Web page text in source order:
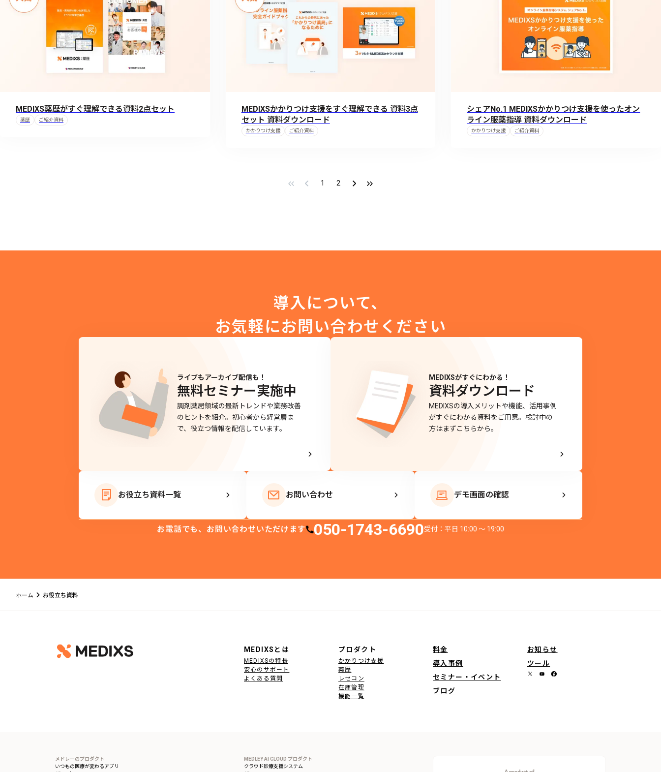
MEDIXS薬歴がすぐ理解できる資料2点セット
薬歴 ご紹介資料
MEDIXSかかりつけ支援をすぐ理解できる 資料3点
セット 資料ダウンロード
かかりつけ支援 ご紹介資料
シェアNo.1 MEDIXSかかりつけ支援を使ったオン
ライン服薬指導 資料ダウンロード
かかりつけ支援 ご紹介資料
1 2
導入について、
お気軽にお問い合わせください
ライブもアーカイブ配信も！
無料セミナー実施中
調剤薬局領域の最新トレンドや業務改善
のヒントを紹介。初心者から経営層ま
で、役立つ情報を配信しています。
MEDIXSがすぐにわかる！
資料ダウンロード
MEDIXSの導入メリットや機能、活用事例
がすぐにわかる資料をご用意。検討中の
方はまずこちらから。
お役立ち資料一覧 お問い合わせ デモ画面の確認
お電話でも、お問い合わせいただけます
電話番号
050-1743-6690受付：平日 10:00 〜 19:00
ホーム お役立ち資料
フッター
MEDIXSとは
MEDIXSの特長
安心のサポート
よくある質問
プロダクト
かかりつけ支援
薬歴
レセコン
在庫管理
機能一覧
料金
導入事例
セミナー・イベント
ブログ
お知らせ
ツール
メドレーのプロダクト
いつもの医療が変わるアプリ
MEDLEY AI CLOUD プロダクト
クラウド診療支援システム